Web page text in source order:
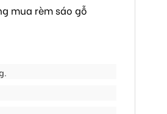
mua rèm sáo gỗ